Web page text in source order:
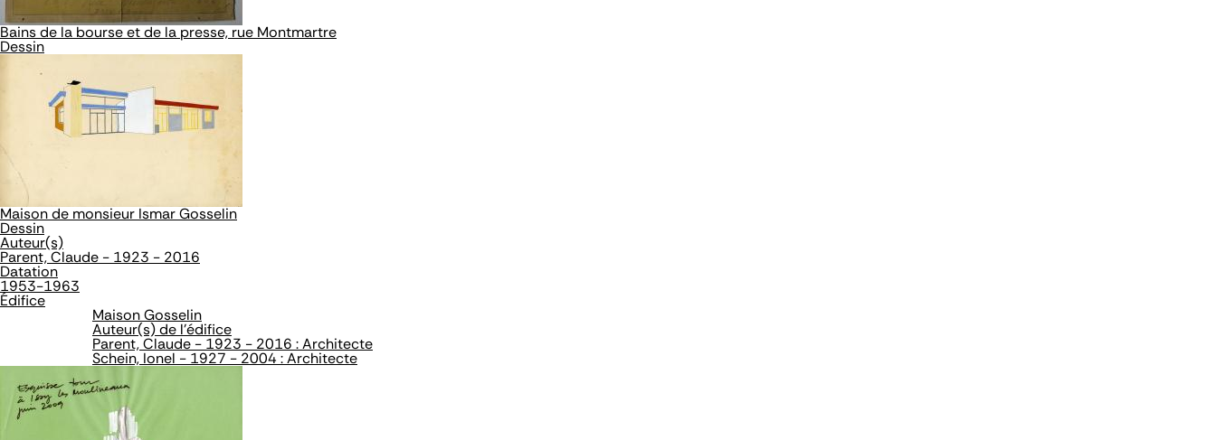
Bains de la bourse et de la presse, rue Montmartre
Dessin
Maison de monsieur Ismar Gosselin
Dessin
Auteur(s)
Parent, Claude - 1923 - 2016
Datation
1953-1963
Édifice
Maison Gosselin
Auteur(s) de l'édifice
Parent, Claude - 1923 - 2016 : Architecte
Schein, Ionel - 1927 - 2004 : Architecte